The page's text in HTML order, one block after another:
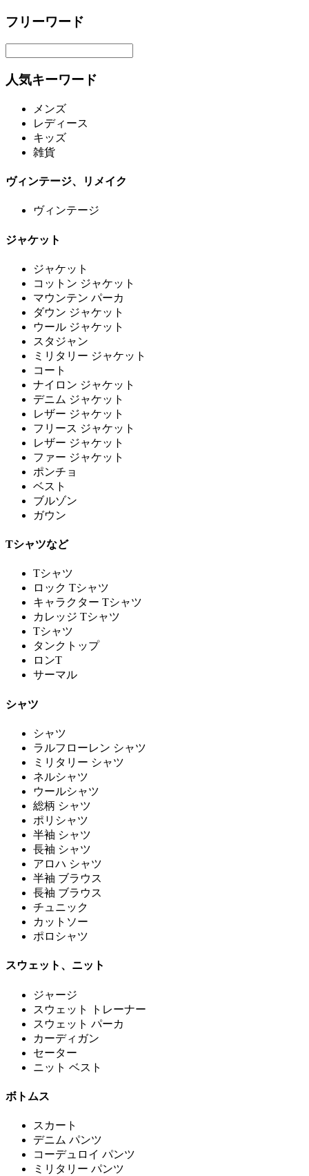
フリーワード
人気キーワード
メンズ
レディース
キッズ
雑貨
ヴィンテージ、リメイク
ヴィンテージ
ジャケット
ジャケット
コットン ジャケット
マウンテン パーカ
ダウン ジャケット
ウール ジャケット
スタジャン
ミリタリー ジャケット
コート
ナイロン ジャケット
デニム ジャケット
レザー ジャケット
フリース ジャケット
レザー ジャケット
ファー ジャケット
ポンチョ
ベスト
ブルゾン
ガウン
Tシャツなど
Tシャツ
ロック Tシャツ
キャラクター Tシャツ
カレッジ Tシャツ
Tシャツ
タンクトップ
ロンT
サーマル
シャツ
シャツ
ラルフローレン シャツ
ミリタリー シャツ
ネルシャツ
ウールシャツ
総柄 シャツ
ポリシャツ
半袖 シャツ
長袖 シャツ
アロハ シャツ
半袖 ブラウス
長袖 ブラウス
チュニック
カットソー
ポロシャツ
スウェット、ニット
ジャージ
スウェット トレーナー
スウェット パーカ
カーディガン
セーター
ニット ベスト
ボトムス
スカート
デニム パンツ
コーデュロイ パンツ
ミリタリー パンツ